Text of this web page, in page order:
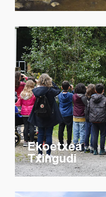
Ekoetxea
Txingudi